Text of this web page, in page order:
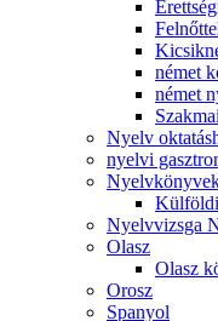
német
német
Nyelv
nyelvi
Nyelvvizsga
Olasz
Olasz
Orosz
Spanyol